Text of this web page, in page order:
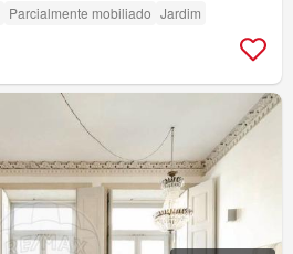
Parcialmente mobiliado Jardim